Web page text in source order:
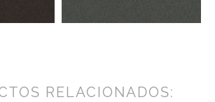
RELACIONADOS: